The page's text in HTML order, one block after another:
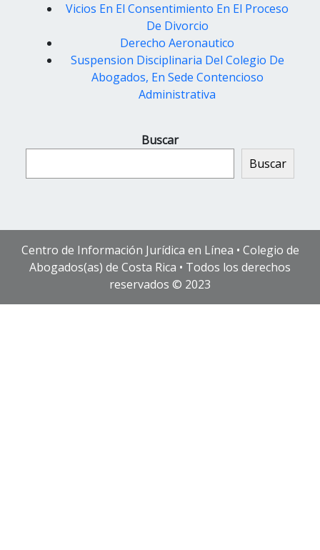
Vicios En El Consentimiento En El Proceso
De Divorcio
Derecho Aeronautico
Suspension Disciplinaria Del Colegio De
Abogados, En Sede Contencioso
Administrativa
Buscar
Buscar
Centro de Información Jurídica en Línea • Colegio de
Abogados(as) de Costa Rica • Todos los derechos
reservados © 2023